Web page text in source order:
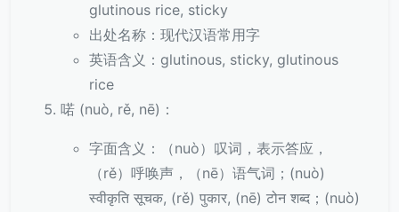
glutinous rice, sticky
出处名称：现代汉语常用字
英语含义：glutinous, sticky, glutinous
rice
喏 (nuò, rě, nē)：
字面含义：（nuò）叹词，表示答应，
（rě）呼唤声，（nē）语气词；(nuò)
स्वीकृति सूचक, (rě) पुकार, (nē) टोन शब्द；(nuò)